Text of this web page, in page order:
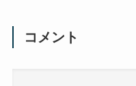
コメント